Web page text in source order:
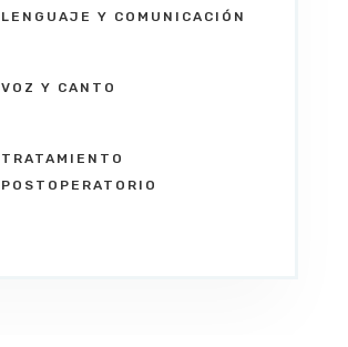
LENGUAJE Y COMUNICACIÓN
VOZ Y CANTO
TRATAMIENTO
POSTOPERATORIO